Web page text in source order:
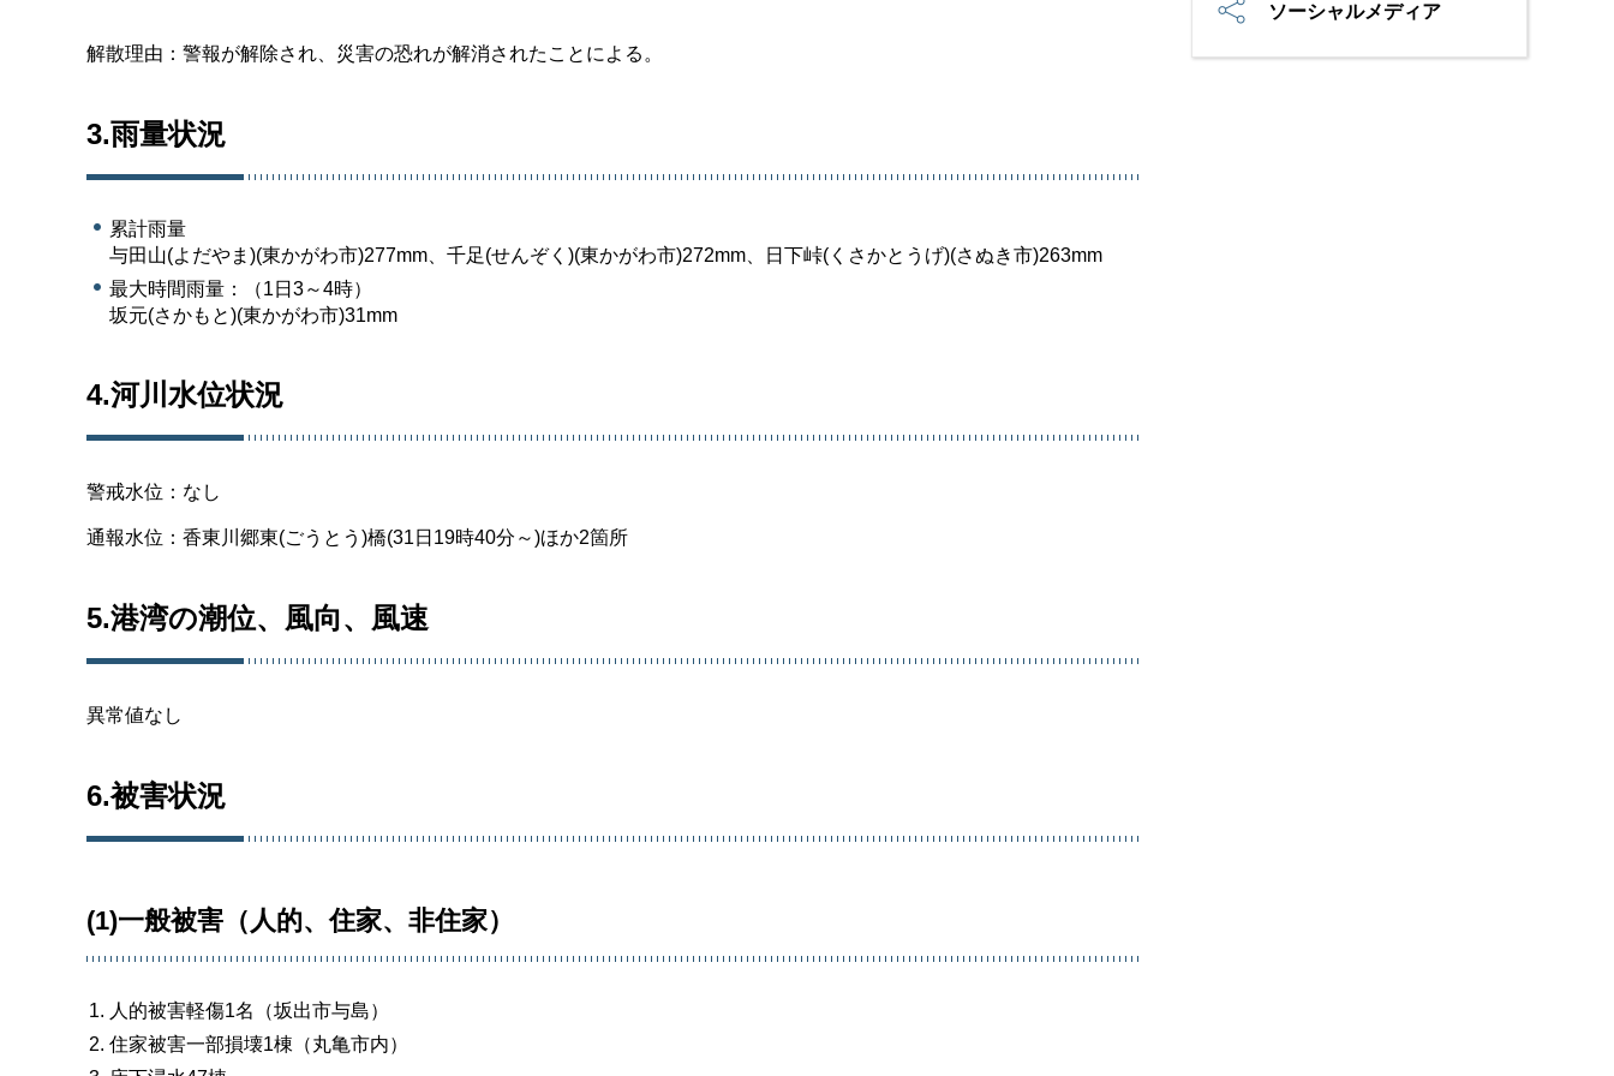
解散理由：警報が解除され、災害の恐れが解消されたことによる。
3.雨量状況
累計雨量
与田山(よだやま)(東かがわ市)277mm、千足(せんぞく)(東かがわ市)272mm、日下峠(くさかとうげ)(さぬき市)263mm
最大時間雨量：（1日3～4時）
坂元(さかもと)(東かがわ市)31mm
4.河川水位状況
警戒水位：なし
通報水位：香東川郷東(ごうとう)橋(31日19時40分～)ほか2箇所
5.港湾の潮位、風向、風速
異常値なし
6.被害状況
(1)一般被害（人的、住家、非住家）
人的被害軽傷1名（坂出市与島）
住家被害一部損壊1棟（丸亀市内）
ソーシャルメディア